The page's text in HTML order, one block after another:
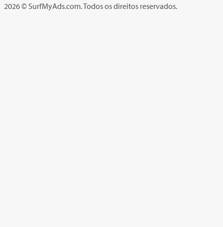
2026 © SurfMyAds.com. Todos os direitos reservados.